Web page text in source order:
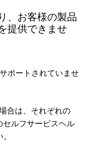
、お客様の製品
提供できませ
ポートされていませ
合は、それぞれの
セルフサービスヘル